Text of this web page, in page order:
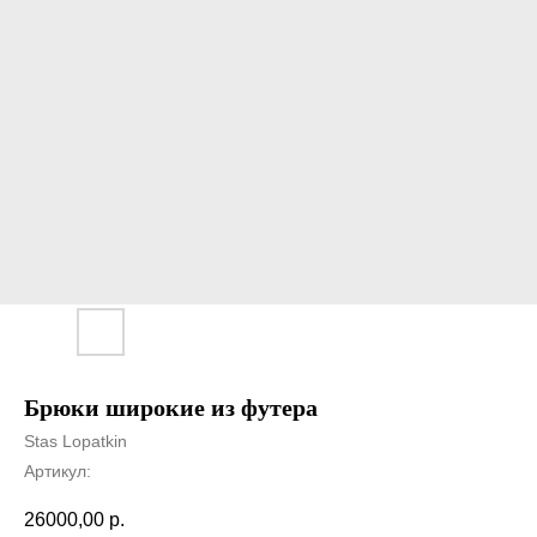
Брюки широкие из футера
Stas Lopatkin
Артикул:
26000,00 р.